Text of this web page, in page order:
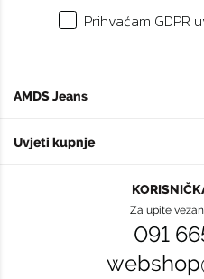
AMDS Jeans
Uvjeti kupnje
Prihvaćam GDPR
Za upite
091